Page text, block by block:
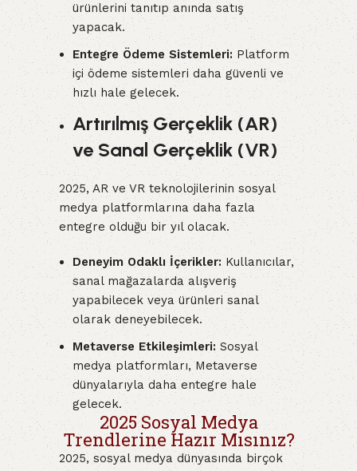
ürünlerini tanıtıp anında satış
yapacak.
Entegre Ödeme Sistemleri: Platform
içi ödeme sistemleri daha güvenli ve
hızlı hale gelecek.
Artırılmış Gerçeklik (AR)
ve Sanal Gerçeklik (VR)
2025, AR ve VR teknolojilerinin sosyal
medya platformlarına daha fazla
entegre olduğu bir yıl olacak.
Deneyim Odaklı İçerikler: Kullanıcılar,
sanal mağazalarda alışveriş
yapabilecek veya ürünleri sanal
olarak deneyebilecek.
Metaverse Etkileşimleri: Sosyal
medya platformları, Metaverse
dünyalarıyla daha entegre hale
gelecek.
2025 Sosyal Medya
Trendlerine Hazır Mısınız?
2025, sosyal medya dünyasında birçok